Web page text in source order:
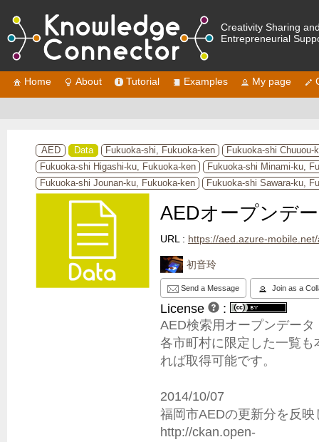
Creativity Sharing
Entrepreneurial
Home About Tutorial Examples My page
AED Data Fukuoka-shi, Fukuoka-ken
Fukuoka-shi Chuuou-
Fukuoka-shi Higashi-ku, Fukuoka-ken
Fukuoka-shi Minami-ku,
Fukuoka-shi Jounan-ku, Fukuoka-ken
Fukuoka-shi Sawara-ku,
AEDオープンデ
URL : https://aed.azure-
初音玲
Send a Message Join as a
License
:
AED検索用オープンデータ
各市町村に限定した一覧
れば取得可能です。
2014/10/07
福岡市AEDの更新分を反映
http://ckan.open-